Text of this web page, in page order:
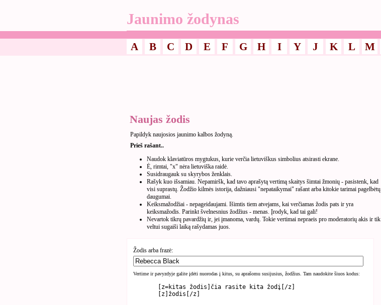
Jaunimo žodynas
A B C D E F G H I Y J K L M
Naujas žodis
Papildyk naujosios jaunimo kalbos žodyną.
Prieš rašant..
Naudok klaviatūros mygtukus, kurie verčia lietuviškus simbolius atsirasti ekrane.
Ė, rimtai, "x" nėra lietuviška raidė.
Susidraugauk su skyrybos ženklais.
Rašyk kuo išsamiau. Nepamiršk, kad tavo aprašytą vertimą skaitys šimtai žmonių - pasistenk, kad
visi suprastų. Žodžio kilmės istorija, dažniausi "nepataikymai" rašant arba kitokie tarimai pagelbėtų
daugumai.
Keiksmažodžiai - nepageidaujami. Išimtis tiem atvejams, kai verčiamas žodis pats ir yra
keiksmažodis. Parinkt švelnesnius žodžius - menas. Įrodyk, kad tai gali!
Nevartok tikrų pavardžių ir, jei įmanoma, vardų. Tokie vertimai nepraeis pro moderatorių akis ir tik
veltui sugaiši laiką rašydamas juos.
Žodis arba frazė:
Vertime ir pavyzdyje galite įdėti nuorodas į kitus, su aprašomu susijusius, žodžius. Tam naudokite šiuos kodus: